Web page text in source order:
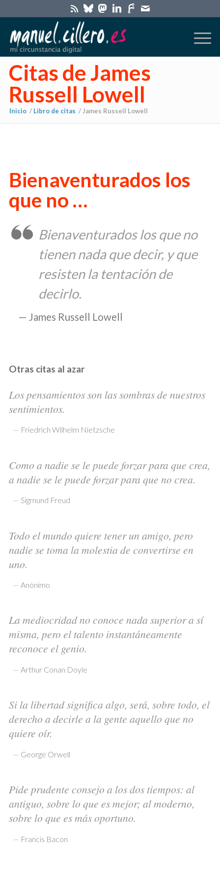
Citas de James
Russell Lowell
Inicio / Libro de citas / James Russell Lowell
Bienaventurados los
que no …
James Russell Lowell
Bienaventurados los que no
tienen nada que decir, y que
resisten la tentación de
decirlo.
Otras citas al azar
Los pensamientos son las sombras de nuestros
sentimientos.
— Friedrich Wilhelm Nietzsche
Como a nadie se le puede forzar para que crea,
a nadie se le puede forzar para que no crea.
— Sigmund Freud
Todo el mundo quiere tener un amigo, pero
nadie se toma la molestia de convertirse en
uno.
— Anónimo
La mediocridad no conoce nada superior a sí
misma, pero el talento instantáneamente
reconoce el genio.
— Arthur Conan Doyle
Si la libertad significa algo, será, sobre todo, el
derecho a decirle a la gente aquello que no
quiere oír.
— George Orwell
Pide prudente consejo a los dos tiempos: al
antiguo, sobre lo que es mejor; al moderno,
sobre lo que es más oportuno.
— Francis Bacon